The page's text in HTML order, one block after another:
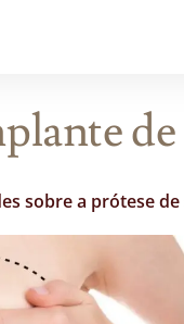
sobre a prótese